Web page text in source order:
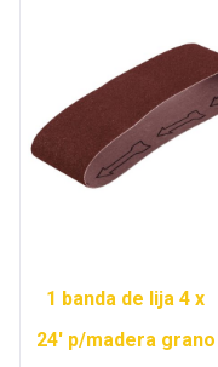
1 banda de lija 4 x
24′ p/madera grano